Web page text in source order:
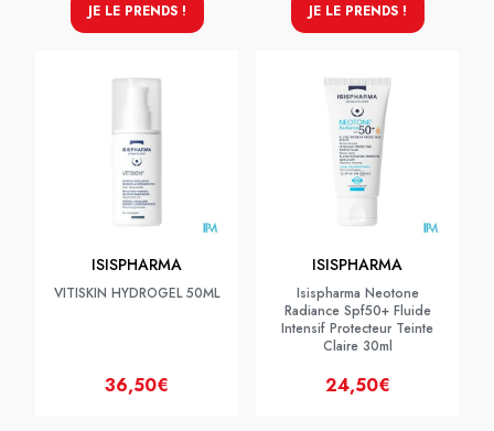
JE LE PRENDS ! JE LE PRENDS !
ISISPHARMA
VITISKIN HYDROGEL 50ML
36,50€
ISISPHARMA
Isispharma Neotone
Radiance Spf50+ Fluide
Intensif Protecteur Teinte
Claire 30ml
24,50€